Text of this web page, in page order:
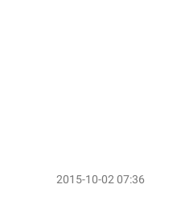
2015-10-02 07:36